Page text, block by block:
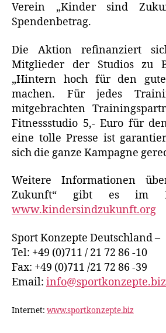
Verein „Kinder sind
Spendenbetrag.
Die Aktion refinanziert
Mitglieder der Studios zu
„Hintern hoch für den
machen. Für jedes
mitgebrachten
Fitnessstudio 5,- Euro für
eine tolle Presse ist
sich die ganze Kampagne
Weitere Informationen
Zukunft“ gibt es im
www.kindersindzukunft.org
Sport Konzepte Deutschland –
Tel: +49 (0)711 / 21 72 86 -10
Fax: +49 (0)711 /21 72 86 -39
Email: info@sportkonzepte.biz
Internet: www.sportkonzepte.biz